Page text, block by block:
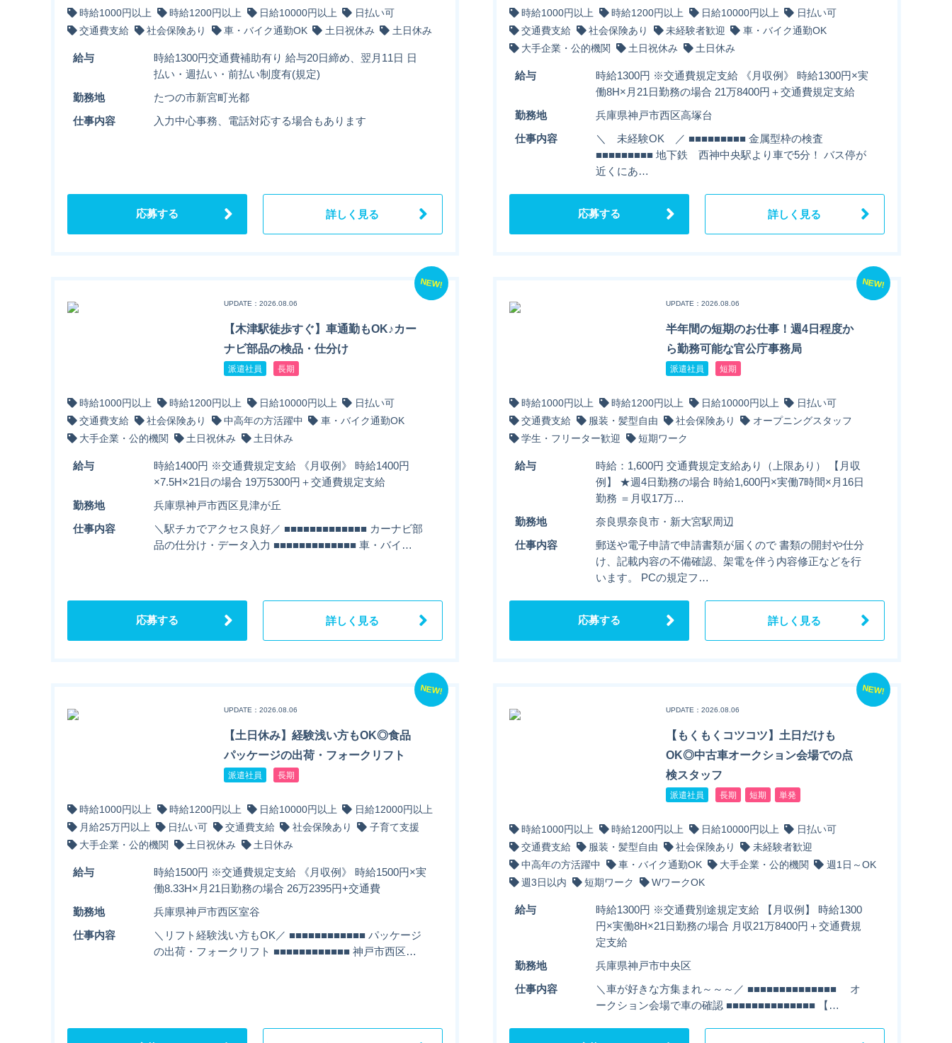
時給1000円以上 時給1200円以上 日給10000円以上
日払い可
交通費支給
社会保険あり 車・バイク通勤OK 土日祝休み 土日休み
給与
時給1300円交通費補助有り 給与20日締め、翌月11日 日
払い・週払い・前払い制度有(規定)
勤務地 たつの市新宮町光都
仕事内容 入力中心事務、電話対応する場合もあります
応募する 詳しく見る
時給1000円以上 時給1200円以上 日給10000円以上
日払い可
交通費支給
社会保険あり 未経験者歓迎
車・バイク通勤OK
大手企業・公的機関
土日祝休み 土日休み
給与
時給1300円 ※交通費規定支給 《月収例》 時給1300円×実
働8H×月21日勤務の場合 21万8400円＋交通費規定支給
勤務地 兵庫県神戸市西区高塚台
仕事内容
＼ 未経験OK ／ ■■■■■■■■■ 金属型枠の検査
■■■■■■■■■ 地下鉄 西神中央駅より車で5分！ バス停が
近くにあ…
応募する 詳しく見る
NEW!
UPDATE：2026.08.06
【木津駅徒歩すぐ】車通勤もOK♪カー
ナビ部品の検品・仕分け
派遣社員 長期
時給1000円以上 時給1200円以上 日給10000円以上
日払い可
交通費支給
社会保険あり 中高年の方活躍中
車・バイク通勤OK
大手企業・公的機関
土日祝休み 土日休み
給与
時給1400円 ※交通費規定支給 《月収例》 時給1400円
×7.5H×21日の場合 19万5300円＋交通費規定支給
勤務地 兵庫県神戸市西区見津が丘
仕事内容
＼駅チカでアクセス良好／ ■■■■■■■■■■■■■ カーナビ部
品の仕分け・データ入力 ■■■■■■■■■■■■■ 車・バイ…
応募する 詳しく見る
NEW!
UPDATE：2026.08.06
半年間の短期のお仕事！週4日程度か
ら勤務可能な官公庁事務局
派遣社員 短期
時給1000円以上 時給1200円以上 日給10000円以上
日払い可
交通費支給
服装・髪型自由 社会保険あり
オープニングスタッフ
学生・フリーター歓迎
短期ワーク
給与
時給：1,600円 交通費規定支給あり（上限あり） 【月収
例】 ★週4日勤務の場合 時給1,600円×実働7時間×月16日
勤務 ＝月収17万…
勤務地 奈良県奈良市・新大宮駅周辺
仕事内容
郵送や電子申請で申請書類が届くので 書類の開封や仕分
け、記載内容の不備確認、架電を伴う内容修正などを行
います。 PCの規定フ…
応募する 詳しく見る
NEW!
UPDATE：2026.08.06
【土日休み】経験浅い方もOK◎食品
パッケージの出荷・フォークリフト
派遣社員 長期
時給1000円以上 時給1200円以上 日給10000円以上
日給12000円以上
月給25万円以上
日払い可 交通費支給 社会保険あり
子育て支援
大手企業・公的機関
土日祝休み 土日休み
給与
時給1500円 ※交通費規定支給 《月収例》 時給1500円×実
働8.33H×月21日勤務の場合 26万2395円+交通費
勤務地 兵庫県神戸市西区室谷
仕事内容
＼リフト経験浅い方もOK／ ■■■■■■■■■■■■ パッケージ
の出荷・フォークリフト ■■■■■■■■■■■■ 神戸市西区…
NEW!
UPDATE：2026.08.06
【もくもくコツコツ】土日だけも
OK◎中古車オークション会場での点
検スタッフ
派遣社員 長期 短期 単発
時給1000円以上 時給1200円以上 日給10000円以上
日払い可
交通費支給
服装・髪型自由 社会保険あり
未経験者歓迎
中高年の方活躍中
車・バイク通勤OK 大手企業・公的機関
週1日～OK
週3日以内
短期ワーク WワークOK
給与
時給1300円 ※交通費別途規定支給 【月収例】 時給1300
円×実働8H×21日勤務の場合 月収21万8400円＋交通費規
定支給
勤務地 兵庫県神戸市中央区
仕事内容
＼車が好きな方集まれ～～～／ ■■■■■■■■■■■■■■ オ
ークション会場で車の確認 ■■■■■■■■■■■■■■ 【…